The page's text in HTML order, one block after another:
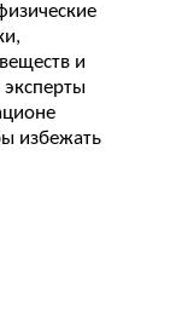
и
избежать